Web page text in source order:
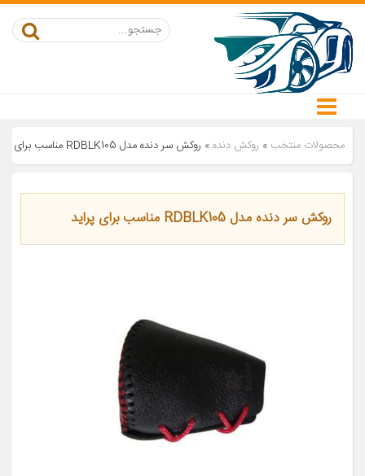
محصولات منتخب » روکش دنده» روکش سر دنده مدل RDBLK105 مناسب برای پراید
روکش سر دنده مدل RDBLK105 مناسب برای پراید